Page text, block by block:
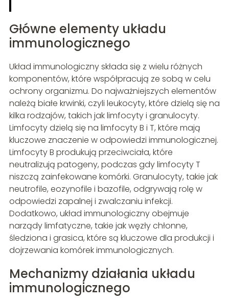
Główne elementy układu
immunologicznego
Układ immunologiczny składa się z wielu różnych
komponentów, które współpracują ze sobą w celu
ochrony organizmu. Do najważniejszych elementów
należą białe krwinki, czyli leukocyty, które dzielą się na
kilka rodzajów, takich jak limfocyty i granulocyty.
Limfocyty dzielą się na limfocyty B i T, które mają
kluczowe znaczenie w odpowiedzi immunologicznej.
Limfocyty B produkują przeciwciała, które
neutralizują patogeny, podczas gdy limfocyty T
niszczą zainfekowane komórki. Granulocyty, takie jak
neutrofile, eozynofile i bazofile, odgrywają rolę w
odpowiedzi zapalnej i zwalczaniu infekcji.
Dodatkowo, układ immunologiczny obejmuje
narządy limfatyczne, takie jak węzły chłonne,
śledziona i grasica, które są kluczowe dla produkcji i
dojrzewania komórek immunologicznych.
Mechanizmy działania układu
immunologicznego